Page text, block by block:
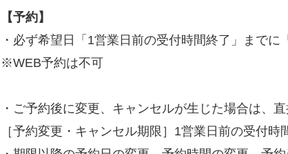
【予約】
・必ず希望日「1営業日前の受付時間終了」まで
※WEB予約は不可
・ご予約後に変更、キャンセルが生じた場合は、
［予約変更・キャンセル期限］1営業日前の受付時